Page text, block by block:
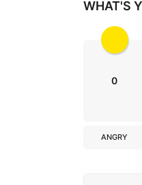
t
WHAT'S
0
ANGRY